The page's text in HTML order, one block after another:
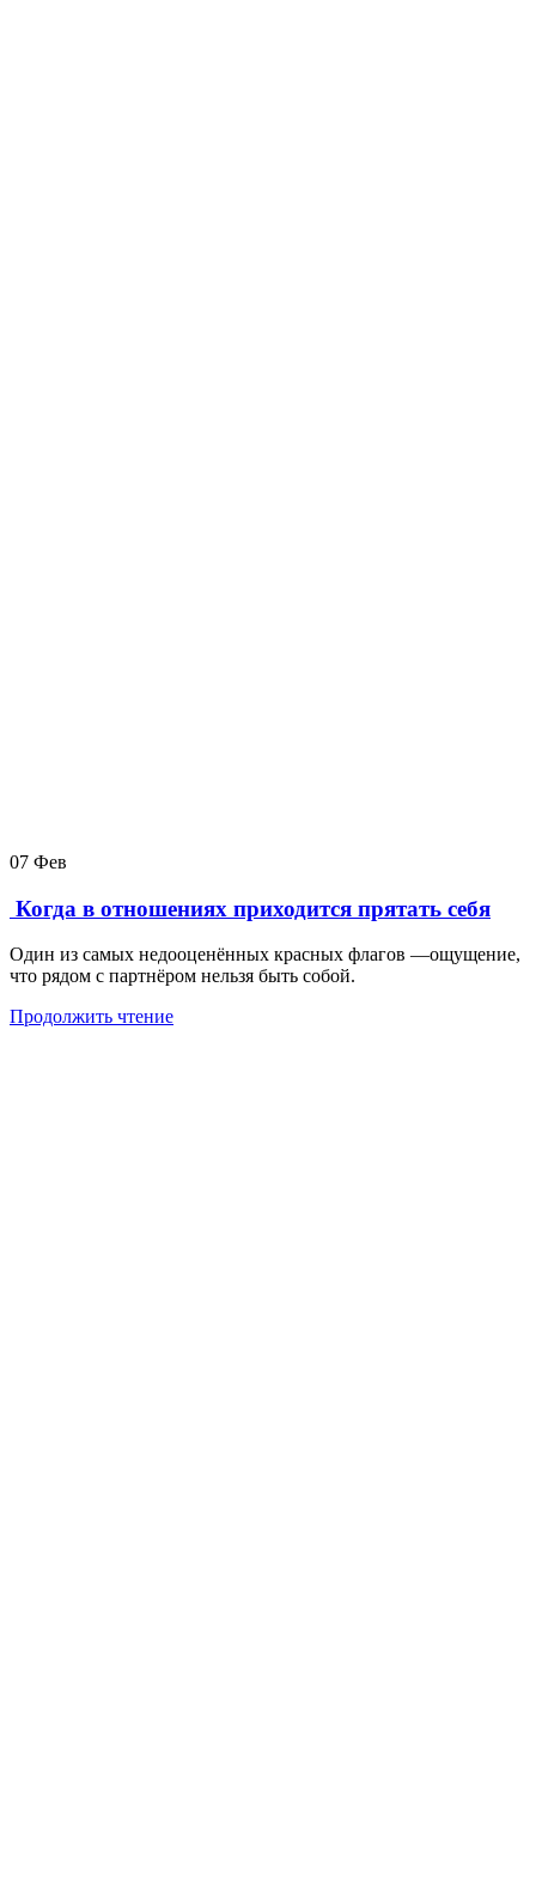
07 Фев
Когда в отношениях приходится прятать себя
Один из самых недооценённых красных флагов —ощущение,
что рядом с партнёром нельзя быть собой.
Продолжить чтение